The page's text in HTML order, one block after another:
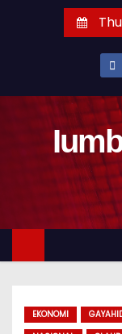
t
n
EKONOMI